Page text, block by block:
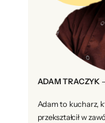
ADAM TRACZYK
Adam to kucharz,
przekształcił w